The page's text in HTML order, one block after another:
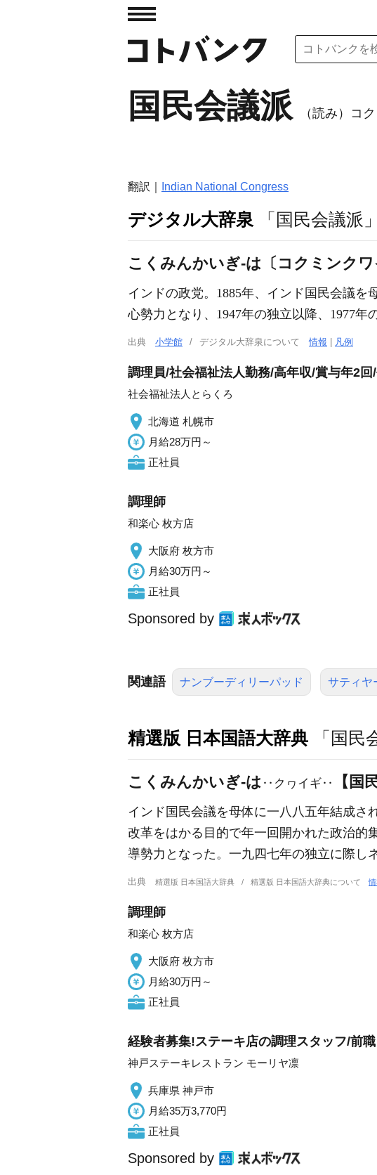
国民会議派 （読み）コ
翻訳｜ Indian National Congress
デジタル大辞泉 「国民会議派
こくみんかいぎ‐は〔コクミンクワ
インドの政党。1885年、インド国民会議を
心勢力となり、1947年の独立以降、1977年
出典 小学館 デジタル大辞泉について情報 凡例
調理員/社会福祉法人勤務/高年収/賞与年2
社会福祉法人とらくろ
北海道 札幌市
月給28万円～
正社員
調理師
和楽心 枚方店
大阪府 枚方市
月給30万円～
正社員
Sponsored by
関連語 ナンブーディリーパッド サティヤ
精選版 日本国語大辞典 「国民
こくみんかいぎ‐は ‥クヮイギ‥ 【国
インド国民会議を母体に一八八五年結成さ
改革をはかる目的で年一回開かれた政治的
導勢力となった。一九四七年の独立に際し
出典 精選版 日本国語大辞典 精選版 日本国語大辞典について
調理師
和楽心 枚方店
大阪府 枚方市
月給30万円～
正社員
経験者募集!ステーキ店の調理スタッフ/前
神戸ステーキレストラン モーリヤ凛
兵庫県 神戸市
月給35万3,770円
正社員
Sponsored by